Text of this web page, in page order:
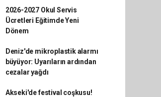
2026-2027 Okul Servis
Ücretleri Eğitimde Yeni
Dönem
Deniz'de mikroplastik alarmı
büyüyor: Uyarıların ardından
cezalar yağdı
Akseki'de festival coşkusu!